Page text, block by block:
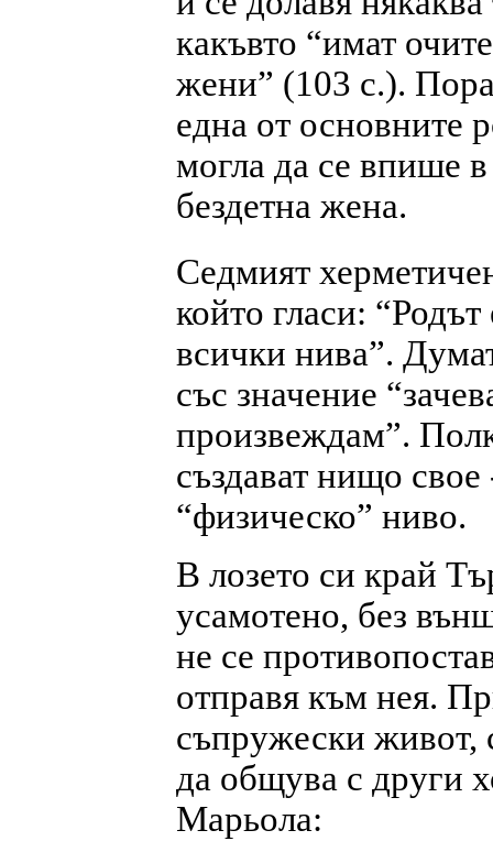
какъвто “имат
жени” (103 с.).
една от основните
могла да се впише
бездетна жена.
Седмият
който гласи:
всички нива”.
със значение
произвеждам”.
създават нищо
“физическо” ниво.
В лозето си край
усамотено, без
не се
отправя към нея.
съпружески живот,
да общува с други
Марьола: